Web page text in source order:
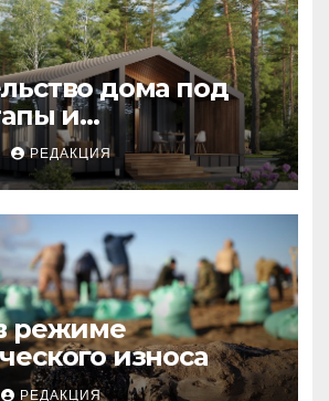
дома под
и
бюджета
РЕДАКЦИЯ
режиме
износа
РЕДАКЦИЯ